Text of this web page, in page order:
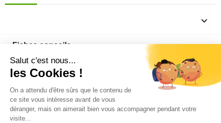

Fiches conseils

Insecte
Rongeurs